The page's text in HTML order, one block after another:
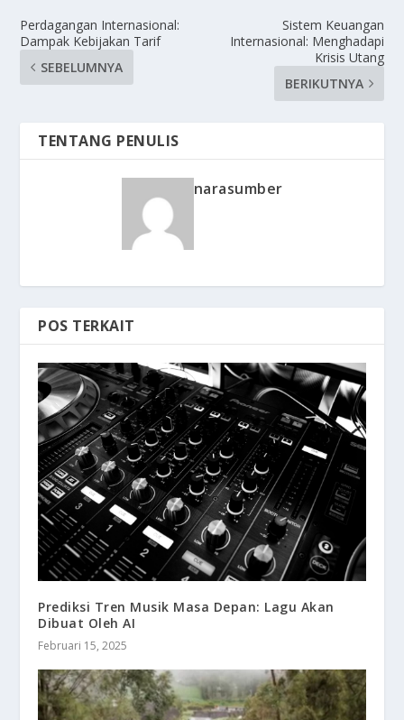
Perdagangan Internasional:
Dampak Kebijakan Tarif
SEBELUMNYA
Sistem Keuangan
Internasional: Menghadapi
Krisis Utang
BERIKUTNYA
TENTANG PENULIS
narasumber
POS TERKAIT
Prediksi Tren Musik Masa Depan: Lagu Akan
Dibuat Oleh AI
Februari 15, 2025